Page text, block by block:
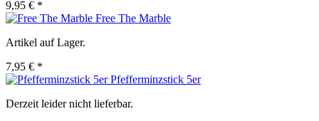
9,95 € *
Free The Marble
Artikel auf Lager.
7,95 € *
Pfefferminzstick 5er
Derzeit leider nicht lieferbar.